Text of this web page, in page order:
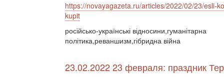
https://novayagazeta.ru/articles/2022/02/23/esli-
kupit
російсько-українські відносини,гуманітарна
політика,реваншизм,гібридна війна
23.02.2022 23 февраля: праздник